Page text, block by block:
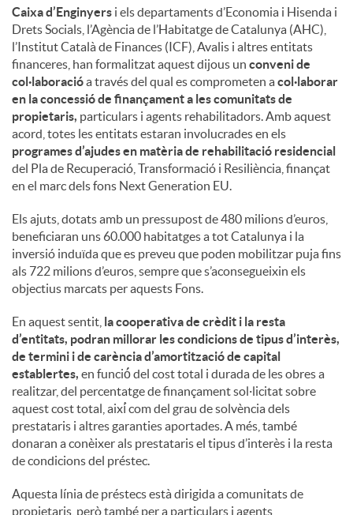
Caixa d’Enginyers i els departaments d’Economia i Hisenda i
Drets Socials, l’Agència de l’Habitatge de Catalunya (AHC),
l’Institut Català de Finances (ICF), Avalis i altres entitats
financeres, han formalitzat aquest dijous un conveni de
col·laboracióa través del qual es comprometen acol·laborar
en la concessió de finançament a les comunitats de
propietaris, particulars i agents rehabilitadors. Amb aquest
acord, totes les entitats estaran involucrades en els
programes d’ajudes en matèria de rehabilitació residencial
del Pla de Recuperació, Transformació i Resiliència, finançat
en el marc dels fons Next Generation EU.
Els ajuts, dotats amb un pressupost de 480 milions d’euros,
beneficiaran uns 60.000 habitatges a tot Catalunya i la
inversió induïda que es preveu que poden mobilitzar puja fins
als 722 milions d’euros, sempre que s’aconsegueixin els
objectius marcats per aquests Fons.
En aquest sentit, la cooperativa de crèdit i la resta
d’entitats, podran millorar les condicions de tipus d’interès,
de termini i de carència d’amortització de capital
establertes, en funció́ del cost total i durada de les obres a
realitzar, del percentatge de finançament sol·licitat sobre
aquest cost total, així́ com del grau de solvència dels
prestataris i altres garanties aportades. A més, també
donaran a conèixer als prestataris el tipus d’interès i la resta
de condicions del préstec.
Aquesta línia de préstecs està dirigida a comunitats de
propietaris, però també per a particulars i agents